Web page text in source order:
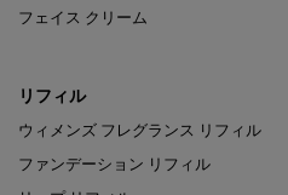
フェイス クリーム
リフィル
ウィメンズ フレグランス リフィル
ファンデーション リフィル